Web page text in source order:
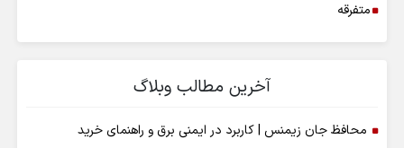
متفرقه
آخرین مطالب وبلاگ
محافظ جان زیمنس | کاربرد در ایمنی برق و راهنمای خرید